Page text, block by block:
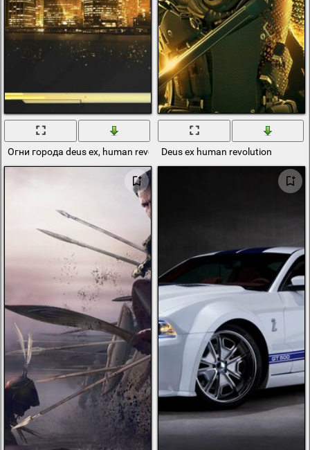
Огни города deus ex, human revolutionDeus ex human revolution